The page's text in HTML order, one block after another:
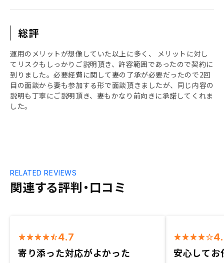
総評
運用のメリットが想像していた以上に多く、 メリットに対し
てリスクもしっかりご説明頂き、許容範囲であったので契約に
到りました。必要経費に関して妻の了承が必要だったので2回
目の面談から妻も参加する形で面談頂きましたが、同じ内容の
説明も丁寧にご説明頂き、妻もかなり前向きに承諾してくれま
した。
関連する評判・口コミ
RELATED REVIEWS
4.7
寄り添った対応がよかった 安心してお